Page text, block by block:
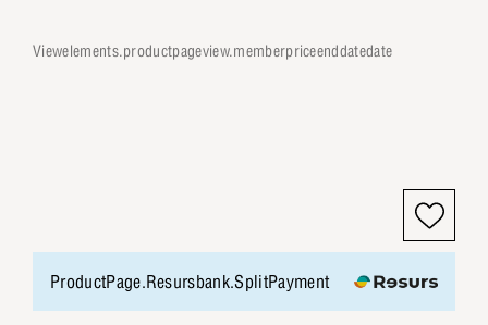
viewelements.productpageview.memberpriceenddatedate
ProductPage.Resursbank.SplitPayment